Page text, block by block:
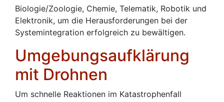
Biologie/Zoologie, Chemie, Telematik, Robotik und
Elektronik, um die Herausforderungen bei der
Systemintegration erfolgreich zu bewältigen.
Umgebungsaufklärung
mit Drohnen
Um schnelle Reaktionen im Katastrophenfall